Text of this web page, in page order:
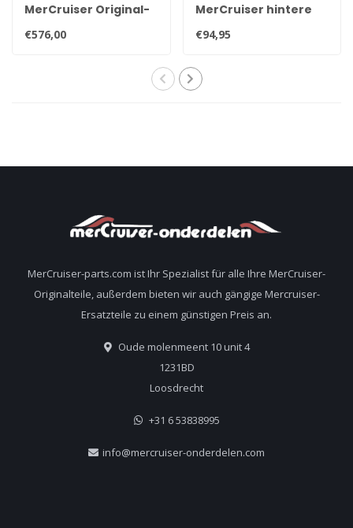
MerCruiser Original-
Motorkupplung
18643A7
€576,00
MerCruiser hintere
Motorlagergummis
99297A1 8M0103028
€94,95
MerCruiser-parts.com ist Ihr Spezialist für alle Ihre MerCruiser-
Originalteile, außerdem bieten wir auch gängige Mercruiser-
Ersatzteile zu einem günstigen Preis an.
Oude molenmeent 10 unit 4
1231BD
Loosdrecht
+31 6 53838995
info@mercruiser-onderdelen.com